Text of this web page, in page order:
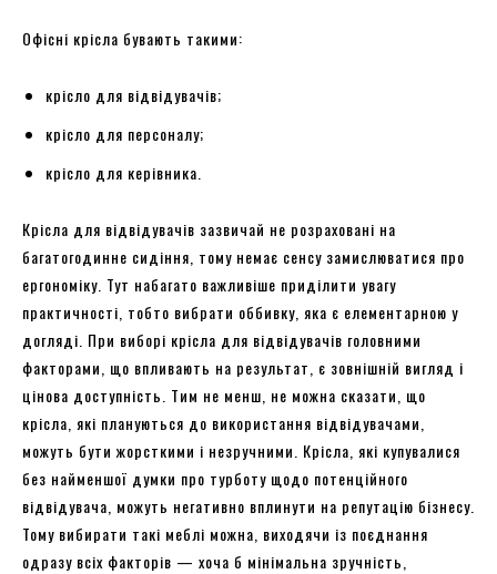
Офісні крісла бувають такими:
крісло для відвідувачів;
крісло для персоналу;
крісло для керівника.
Крісла для відвідувачів зазвичай не розраховані на
багатогодинне сидіння, тому немає сенсу замислюватися про
ергономіку. Тут набагато важливіше приділити увагу
практичності, тобто вибрати оббивку, яка є елементарною у
догляді. При виборі крісла для відвідувачів головними
факторами, що впливають на результат, є зовнішній вигляд і
цінова доступність. Тим не менш, не можна сказати, що
крісла, які плануються до використання відвідувачами,
можуть бути жорсткими і незручними. Крісла, які купувалися
без найменшої думки про турботу щодо потенційного
відвідувача, можуть негативно вплинути на репутацію бізнесу.
Тому вибирати такі меблі можна, виходячи із поєднання
одразу всіх факторів — хоча б мінімальна зручність,